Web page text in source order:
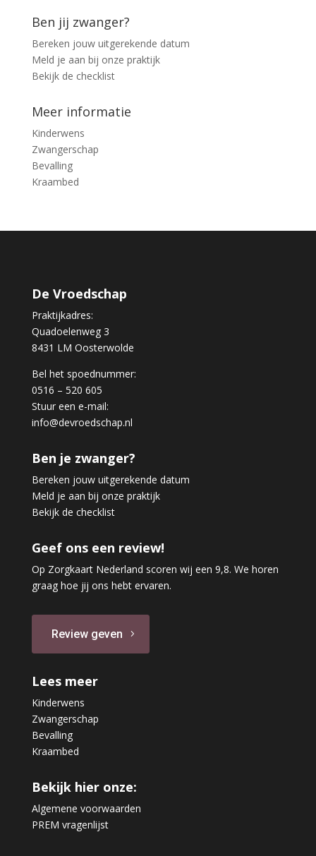
Ben jij zwanger?
Bereken jouw uitgerekende datum
Meld je aan bij onze praktijk
Bekijk de checklist
Meer informatie
Kinderwens
Zwangerschap
Bevalling
Kraambed
De Vroedschap
Praktijkadres:
Quadoelenweg 3
8431 LM Oosterwolde
Bel het spoednummer:
0516 – 520 605
Stuur een e-mail:
info@devroedschap.nl
Ben je zwanger?
Bereken jouw uitgerekende datum
Meld je aan bij onze praktijk
Bekijk de checklist
Geef ons een review!
Op Zorgkaart Nederland scoren wij een 9,8. We horen
graag hoe jij ons hebt ervaren.
Review geven
Lees meer
Kinderwens
Zwangerschap
Bevalling
Kraambed
Bekijk hier onze:
Algemene voorwaarden
PREM vragenlijst